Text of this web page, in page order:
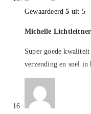
Gewaardeerd5 uit 5
Michelle
Super goede
verzending en snel in